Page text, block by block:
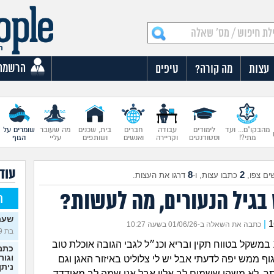
עצות מה קורה? טיפים
מהבקו"ם... ועד
מתי?!
לימודים
וסטודנטים
עבודה
וקריירה
חברים
ואנשים
בית, שכנים
ושותפים
מה שעובר
עליי
שומרים על
הגוף
צפו, 2 כתבו עצות, ו-8 דרגו את העצות.
בגיל הנעורים, מה לעשות?
כתבה את השאלה ב-01/06/26 בשעה 10:27
היי אני בת 16 במשקל בטווח תקין ובריא וכנ״ל לגבי הגובה אוכלת טוב
ממש יפה לדעתי אבל יש לי צלוליט באיזור האגן וגם
בת 19)